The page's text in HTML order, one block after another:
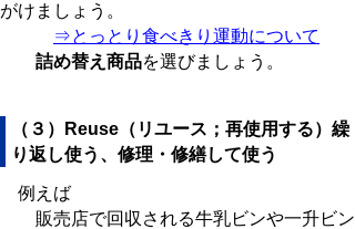
がけましょう。
⇒とっとり食べきり運動について
詰め替え商品を選びましょう。
（３）Reuse（リユース；再使用する）繰
り返し使う、修理・修繕して使う
例えば
販売店で回収される牛乳ビンや一升ビン